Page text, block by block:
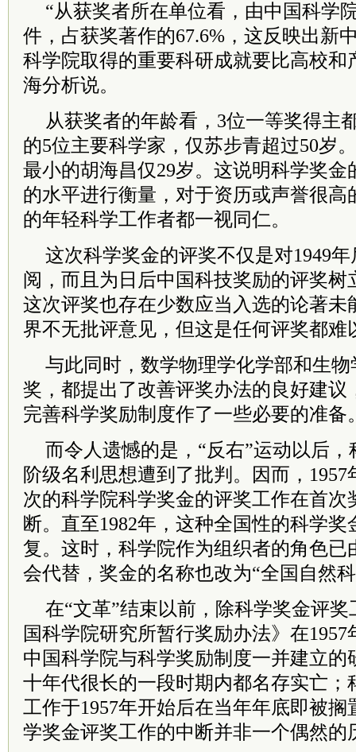
“从获奖者所在单位看，由中国科学
件，占获奖著作的67.6%，这反映出新
科学院取得的重要科研成就要比高校和
海分析说。
从获奖者的年龄看，3位一等奖得主
的5位主要科学家，仅苏步青超过50岁
最小的胡海昌仅29岁。这说明科学奖金
的水平进行衡量，对于资历或声誉很高
的年轻科学工作者都一视同仁。
这次科学奖金的评奖不仅是对1949
阅，而且为日后中国科技奖励的评奖树
这次评奖也存在少数应当入选的论著未
界不无批评意见，但这是任何评奖都难
与此同时，数学物理学化学部和生
奖，都提出了改善评奖办法的良好建议
完善科学奖励制度作了一些必要的准备
而令人遗憾的是，“反右”运动以后
阶级名利思想遭到了批判。因而，
次的科学院科学奖金的评奖工作在首次
断。直至1982年，这种全国性的科学
复。这时，科学院作为组织者的角色已
会代替，奖金的名称也改为“全国自然
在“文革”结束以前，除科学奖金评
国科学院研究所暂行奖励办法》在
中国科学院与科学奖励制度一并建立的
十年代很长的一段时期内都名存实亡；
工作于1957年开始后在当年年底即被
学奖金评奖工作的中断并非一个偶然的